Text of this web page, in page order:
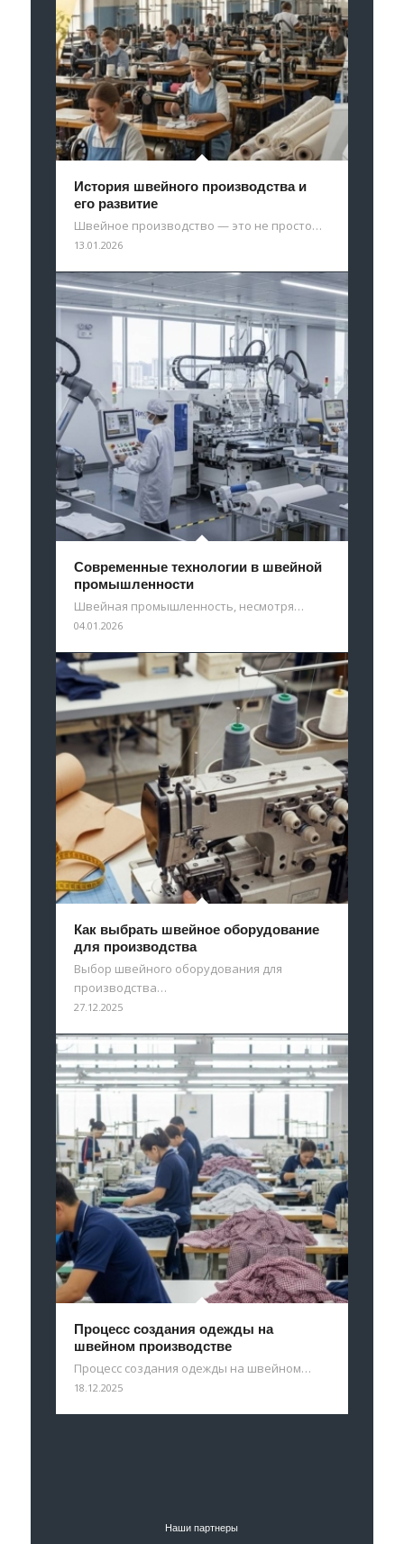
История швейного производства и
его развитие
Швейное производство — это не просто…
13.01.2026
Современные технологии в швейной
промышленности
Швейная промышленность, несмотря…
04.01.2026
Как выбрать швейное оборудование
для производства
Выбор швейного оборудования для
производства…
27.12.2025
Процесс создания одежды на
швейном производстве
Процесс создания одежды на швейном…
18.12.2025
Наши партнеры